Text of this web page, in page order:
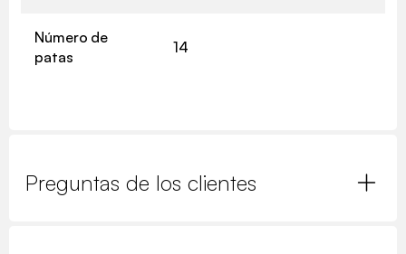
Número de
patas
14
Preguntas de los clientes